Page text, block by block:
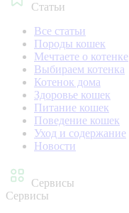
Статьи
Все статьи
Породы кошек
Мечтаете о котенке
Выбираем котенка
Котенок дома
Здоровье кошек
Питание кошек
Поведение кошек
Уход и содержание
Новости
Сервисы
Сервисы